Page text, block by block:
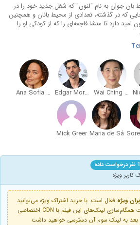
بان جوان به نام "لنون" که شغل جدید خود را در
که در گذشته، تعدادی از محیط بانان و همچنین
امید دارد تا منشا فاجعه‌ای را که از کودکی او را
Wai Ching Ho
Edgar Morais
Ana Sofia Martins
Maria de Sá
Mick Greer
1 نفر درخواست داده
ویژه فعال است. با خرید اشتراک ویژه می‌توانید
هر 2 ساعت یک‌بار درخواست همگام‌سازی لینک‌های این فیلم با CDN اختصاصی
بعد به لینک سوم آن دسترسی خواهید داشت